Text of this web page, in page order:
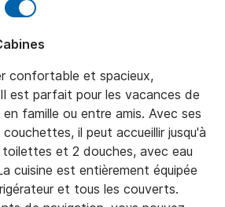
confortable et spacieux,
est parfait pour les vacances de
famille ou entre amis. Avec ses
il peut accueillir jusqu'à
et 2 douches, avec eau
cuisine est entièrement équipée
et tous les couverts.